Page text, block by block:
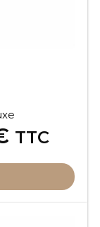
Plage
prix :
16,50€
TTC